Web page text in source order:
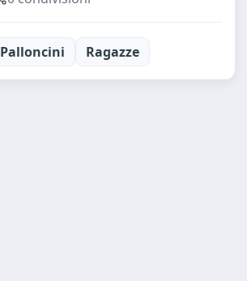
Palloncini Ragazze